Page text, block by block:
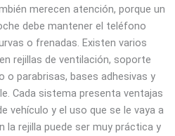
merecen atención, porque un
debe mantener el teléfono
o frenadas. Existen varios
rejillas de ventilación, soporte
o parabrisas, bases adhesivas y
Cada sistema presenta ventajas
vehículo y el uso que se le vaya a
la rejilla puede ser muy práctica y